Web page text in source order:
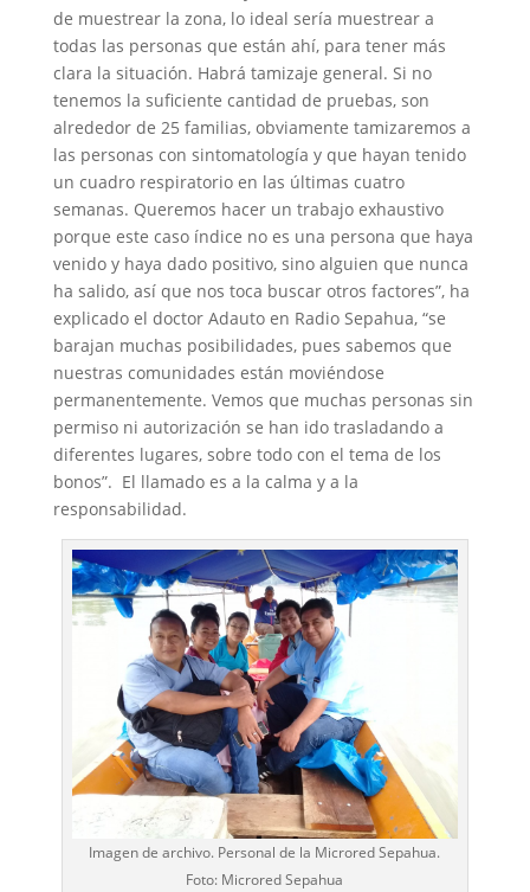
de muestrear la zona, lo ideal sería muestrear a
todas las personas que están ahí, para tener más
clara la situación. Habrá tamizaje general. Si no
tenemos la suficiente cantidad de pruebas, son
alrededor de 25 familias, obviamente tamizaremos a
las personas con sintomatología y que hayan tenido
un cuadro respiratorio en las últimas cuatro
semanas. Queremos hacer un trabajo exhaustivo
porque este caso índice no es una persona que haya
venido y haya dado positivo, sino alguien que nunca
ha salido, así que nos toca buscar otros factores”, ha
explicado el doctor Adauto en Radio Sepahua, “se
barajan muchas posibilidades, pues sabemos que
nuestras comunidades están moviéndose
permanentemente. Vemos que muchas personas sin
permiso ni autorización se han ido trasladando a
diferentes lugares, sobre todo con el tema de los
bonos”. El llamado es a la calma y a la
responsabilidad.
Imagen de archivo. Personal de la Microred Sepahua.
Foto: Microred Sepahua